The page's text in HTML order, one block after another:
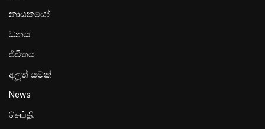
නායකයෝ
ධනය
ජීවිතය
අලූත් යමක්
News
செய்தி